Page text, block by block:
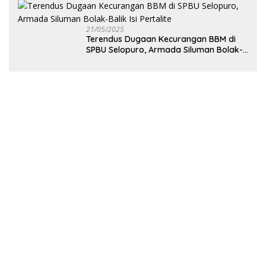
21/05/2025
Terendus Dugaan Kecurangan BBM di
SPBU Selopuro, Armada Siluman Bolak-